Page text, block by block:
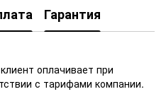
Гарантия
оплачивает при
с тарифами компании.